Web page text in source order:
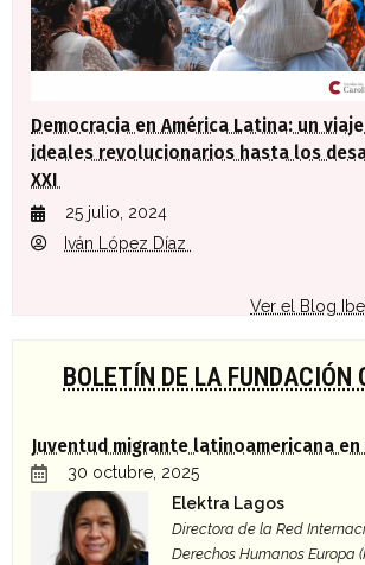
Democracia en América Latina: un
ideales revolucionarios hasta los
XXI
25 julio, 2024
Iván López Díaz
Ver el Blog
BOLETÍN DE LA FUNDACIÓN
Juventud migrante latinoamericana en
30 octubre, 2025
Elektra Lagos
Directora de la Red
Derechos Humanos Europa